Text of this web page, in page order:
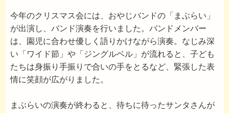
今年のクリスマス会には、おやじバンドの「まぶらい」
が出演し、バンド演奏を行いました。バンドメンバー
は、園児に合わせ優しく語りかけながら演奏。なじみ深
い「ワイド節」や「ジングルベル」が流れると、子ども
たちは身振り手振りで合いの手をとるなど、緊張した表
情に笑顔が広がりました。
まぶらいの演奏が終わると、待ちに待ったサンタさんが